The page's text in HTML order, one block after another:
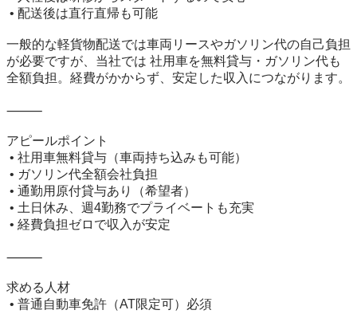
一般的な軽貨物配送では車両リースやガソリン代の自己負担
が必要ですが、当社では 社用車を無料貸与・ガソリン代も
全額負担。経費がかからず、安定した収入につながります。
⸻
アピールポイント
⸻
求める人材